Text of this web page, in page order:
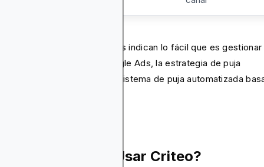
estos puntos destacados indican lo fácil que es gestionar
en comparación con Google Ads, la estrategia de puja
de Google supera el sistema de puja automatizada
Deberías Usar Criteo?